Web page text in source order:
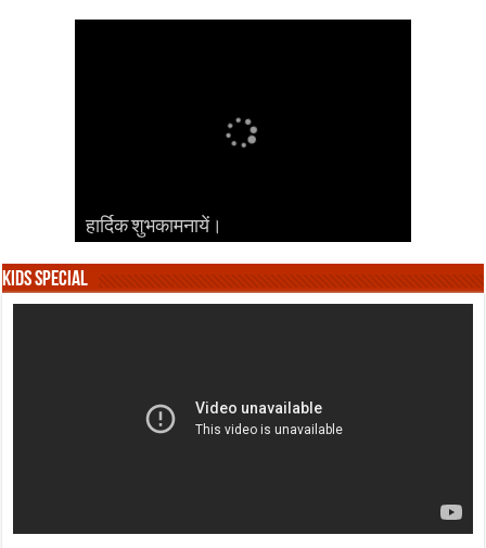
हार्दिक शुभकामनायें।
हार्दिक शुभकामनायें।
हार्दिक शुभकामनायें।
हार्दिक शुभकामनायें।
हार्दिक शुभकामनायें।
Kids Special